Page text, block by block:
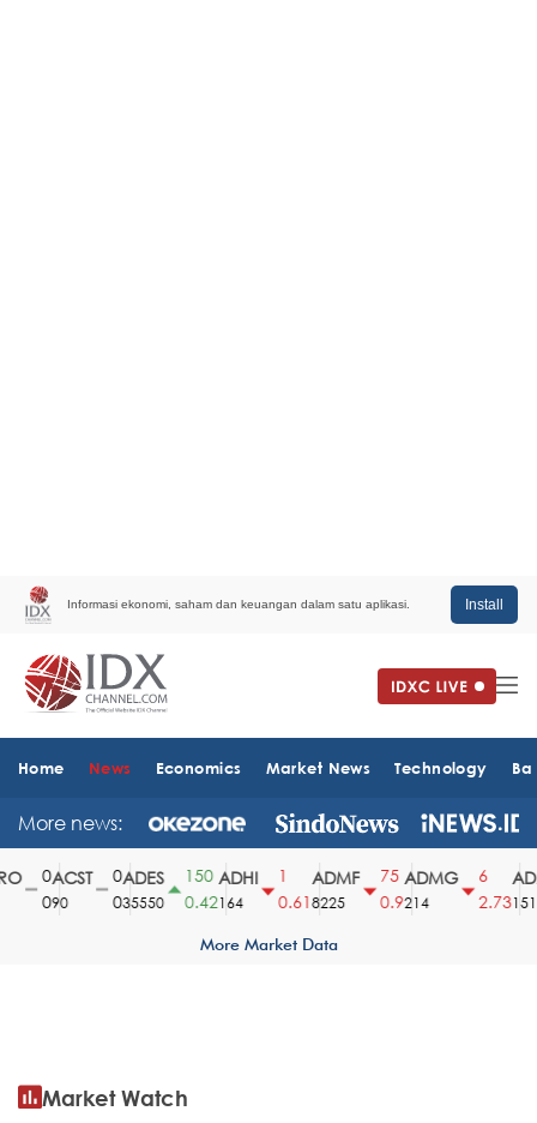
Informasi ekonomi, saham dan keuangan dalam satu aplikasi. Install
Home News Economics Market News Technology
More news:
ACST
90
ADES
35550
150
0.42
ADHI
164
0.61
ADMF
8225
75
0.9
ADMG
214
2.731510
More Market Data
Market Watch